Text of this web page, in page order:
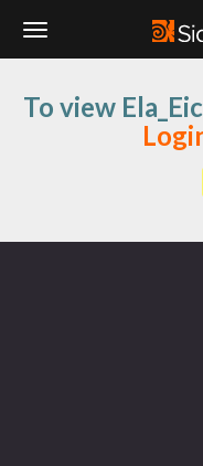
Navigation
To view